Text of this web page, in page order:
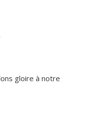
gloire à notre